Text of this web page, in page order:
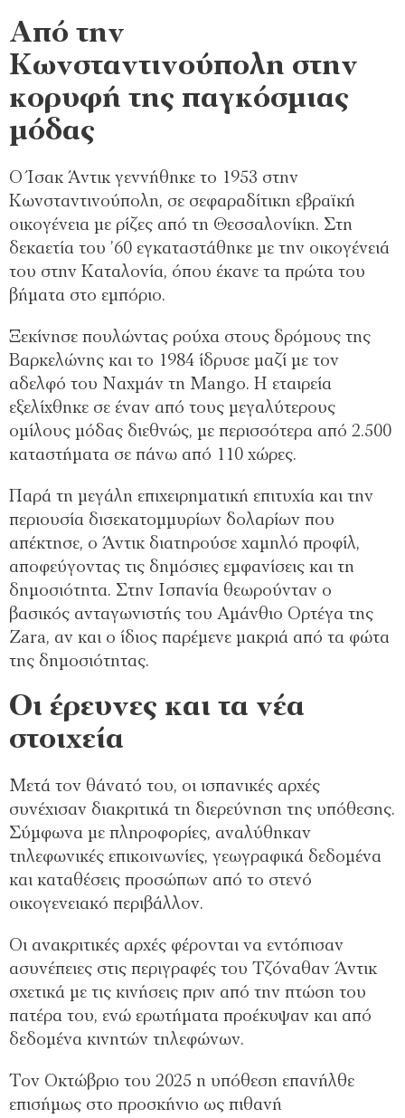
Από την
Κωνσταντινούπολη στην
κορυφή της παγκόσμιας
μόδας
Ο Ίσακ Άντικ γεννήθηκε το 1953 στην
Κωνσταντινούπολη, σε σεφαραδίτικη εβραϊκή
οικογένεια με ρίζες από τη Θεσσαλονίκη. Στη
δεκαετία του ’60 εγκαταστάθηκε με την οικογένειά
του στην Καταλονία, όπου έκανε τα πρώτα του
βήματα στο εμπόριο.
Ξεκίνησε πουλώντας ρούχα στους δρόμους της
Βαρκελώνης και το 1984 ίδρυσε μαζί με τον
αδελφό του Ναχμάν τη Mango. Η εταιρεία
εξελίχθηκε σε έναν από τους μεγαλύτερους
ομίλους μόδας διεθνώς, με περισσότερα από 2.500
καταστήματα σε πάνω από 110 χώρες.
Παρά τη μεγάλη επιχειρηματική επιτυχία και την
περιουσία δισεκατομμυρίων δολαρίων που
απέκτησε, ο Άντικ διατηρούσε χαμηλό προφίλ,
αποφεύγοντας τις δημόσιες εμφανίσεις και τη
δημοσιότητα. Στην Ισπανία θεωρούνταν ο
βασικός ανταγωνιστής του Αμάνθιο Ορτέγα της
Zara, αν και ο ίδιος παρέμενε μακριά από τα φώτα
της δημοσιότητας.
Οι έρευνες και τα νέα
στοιχεία
Μετά τον θάνατό του, οι ισπανικές αρχές
συνέχισαν διακριτικά τη διερεύνηση της υπόθεσης.
Σύμφωνα με πληροφορίες, αναλύθηκαν
τηλεφωνικές επικοινωνίες, γεωγραφικά δεδομένα
και καταθέσεις προσώπων από το στενό
οικογενειακό περιβάλλον.
Οι ανακριτικές αρχές φέρονται να εντόπισαν
ασυνέπειες στις περιγραφές του Τζόναθαν Άντικ
σχετικά με τις κινήσεις πριν από την πτώση του
πατέρα του, ενώ ερωτήματα προέκυψαν και από
δεδομένα κινητών τηλεφώνων.
Τον Οκτώβριο του 2025 η υπόθεση επανήλθε
επισήμως στο προσκήνιο ως πιθανή